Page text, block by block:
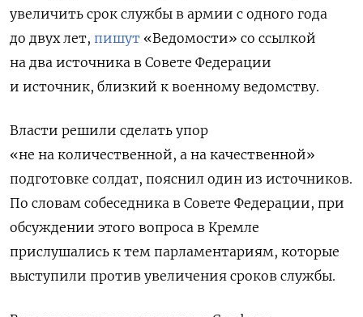
увеличить срок службы в армии с одного года
до двух лет, пишут «Ведомости» со ссылкой
на два источника в Совете Федерации
и источник, близкий к военному ведомству.
Власти решили сделать упор
«не на количественной, а на качественной»
подготовке солдат, пояснил один из источников.
По словам собеседника в Совете Федерации, при
обсуждении этого вопроса в Кремле
прислушались к тем парламентариям, которые
выступили против увеличения сроков службы.